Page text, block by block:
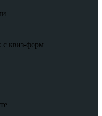
с квиз-форм